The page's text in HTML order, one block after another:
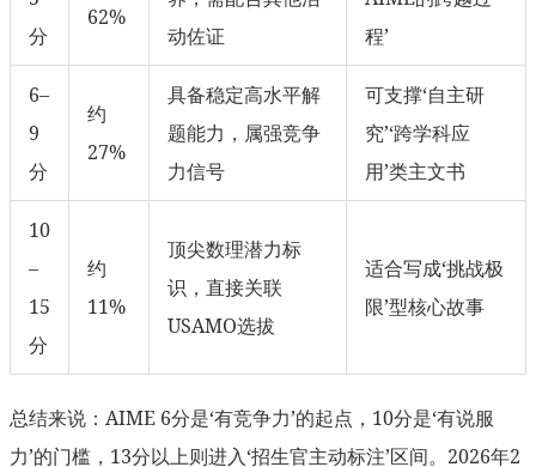
分
62%
动佐证
程’
6–
9
分
约
27%
具备稳定高水平解
题能力，属强竞争
力信号
可支撑‘自主研
究’‘跨学科应
用’类主文书
10
–
15
分
约
11%
顶尖数理潜力标
识，直接关联
USAMO选拔
适合写成‘挑战极
限’型核心故事
总结来说：AIME 6分是‘有竞争力’的起点，10分是‘有说服
力’的门槛，13分以上则进入‘招生官主动标注’区间。2026年2